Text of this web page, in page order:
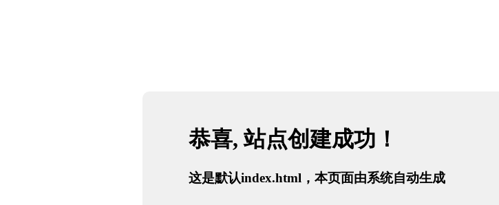
恭喜, 站点创建成功！
这是默认index.html，本页面由系统自动生成